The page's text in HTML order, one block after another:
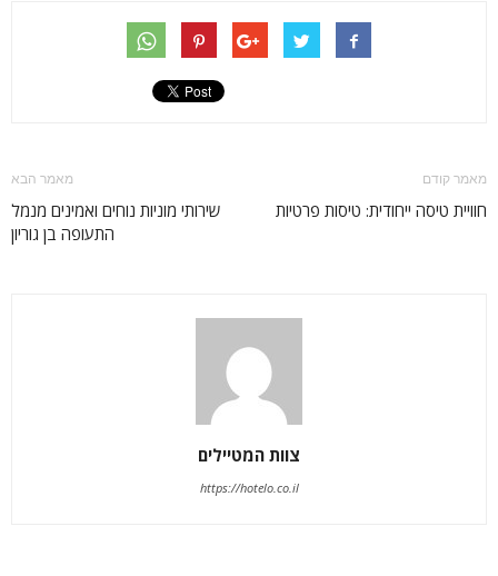
מאמר קודם
חוויית טיסה ייחודית: טיסות פרטיות
מאמר הבא
שירותי מוניות נוחים ואמינים מנמל
התעופה בן גוריון
צוות המטיילים
https://hotelo.co.il